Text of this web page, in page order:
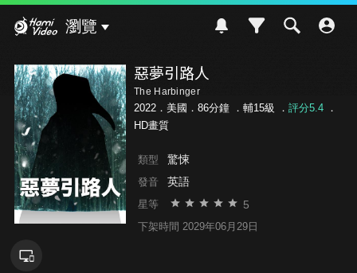
瀏覽
惡夢引路人
The Harbinger
2022．美國．86分鐘 ． 輔15級 ． 評分5.4．
HD畫質
類型 驚悚
發音 英語
星等 5
下架時間 2029年06月29日